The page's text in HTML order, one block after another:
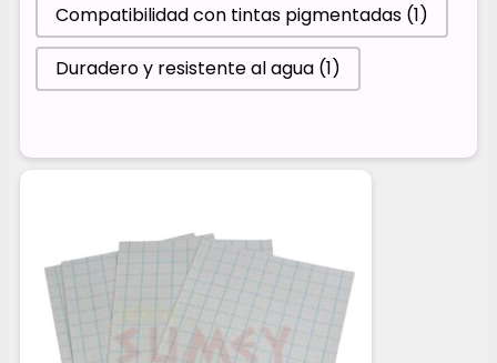
Compatibilidad con tintas pigmentadas (1)
Duradero y resistente al agua (1)